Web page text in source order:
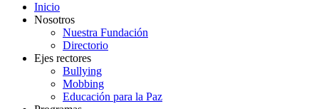
Inicio
Nosotros
Nuestra Fundación
Directorio
Ejes rectores
Bullying
Mobbing
Educación para la Paz